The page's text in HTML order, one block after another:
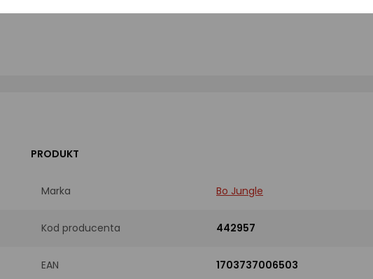
PRODUKT
Marka Bo Jungle
Kod producenta 442957
EAN 1703737006503